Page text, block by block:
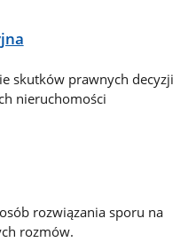
skutków prawnych decyzji
nieruchomości
rozwiązania sporu na
rozmów.